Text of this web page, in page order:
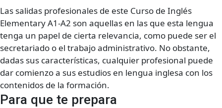
Las salidas profesionales de este Curso de Inglés
Elementary A1-A2 son aquellas en las que esta lengua
tenga un papel de cierta relevancia, como puede ser el
secretariado o el trabajo administrativo. No obstante,
dadas sus características, cualquier profesional puede
dar comienzo a sus estudios en lengua inglesa con los
contenidos de la formación.
Para que te prepara